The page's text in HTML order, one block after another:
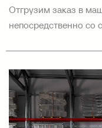
Отгрузим заказ в
непосредственно со